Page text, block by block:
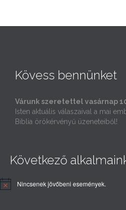
Kövess bennünket
Várunk szeretettel vasárnap
Isten aktuális válaszaival a mai
Biblia örökérvényű üzeneteiből!
Következő
Nincsenek jövőbeni események.